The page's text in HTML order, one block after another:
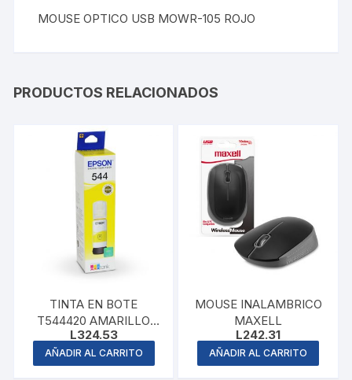
MOUSE OPTICO USB MOWR-105 ROJO
PRODUCTOS RELACIONADOS
TINTA EN BOTE
T544420 AMARILLO
EPSON
L324.53
AÑADIR AL CARRITO
MOUSE INALAMBRICO
MAXELL
L242.31
AÑADIR AL CARRITO